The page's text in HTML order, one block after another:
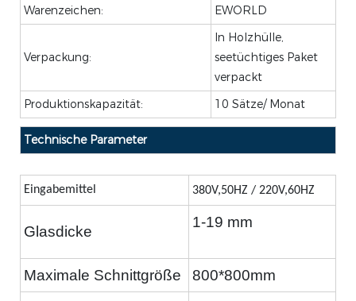
Warenzeichen:
EWORLD
Verpackung:
In Holzhülle,
seetüchtiges Paket
verpackt
Produktionskapazität:
10 Sätze/ Monat
Technische Parameter
Eingabemittel 380V,50HZ / 220V,60HZ
Glasdicke
1-19 mm
Maximale Schnittgröße
800*800mm